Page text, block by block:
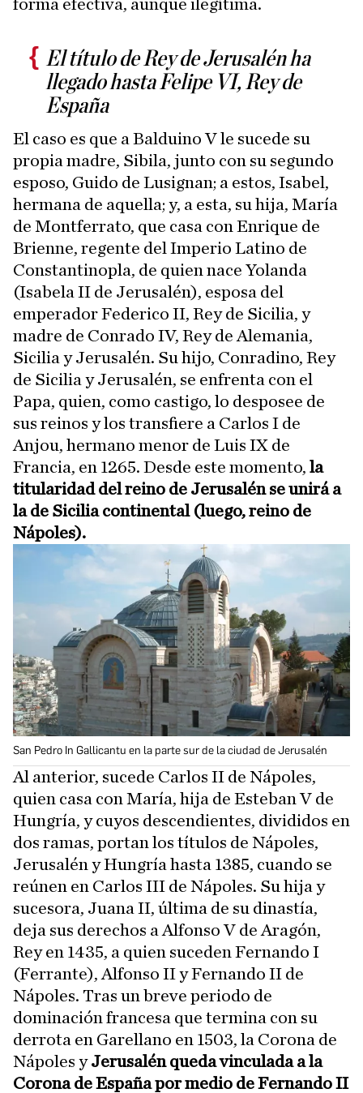
forma efectiva, aunque ilegítima.
El título de Rey de Jerusalén ha
llegado hasta Felipe VI, Rey de
España
El caso es que a Balduino V le sucede su
propia madre, Sibila, junto con su segundo
esposo, Guido de Lusignan; a estos, Isabel,
hermana de aquella; y, a esta, su hija, María
de Montferrato, que casa con Enrique de
Brienne, regente del Imperio Latino de
Constantinopla, de quien nace Yolanda
(Isabela II de Jerusalén), esposa del
emperador Federico II, Rey de Sicilia, y
madre de Conrado IV, Rey de Alemania,
Sicilia y Jerusalén. Su hijo, Conradino, Rey
de Sicilia y Jerusalén, se enfrenta con el
Papa, quien, como castigo, lo desposee de
sus reinos y los transfiere a Carlos I de
Anjou, hermano menor de Luis IX de
Francia, en 1265. Desde este momento, la
titularidad del reino de Jerusalén se unirá a
la de Sicilia continental (luego, reino de
Nápoles).
San Pedro In Gallicantu en la parte sur de la ciudad de Jerusalén
Al anterior, sucede Carlos II de Nápoles,
quien casa con María, hija de Esteban V de
Hungría, y cuyos descendientes, divididos en
dos ramas, portan los títulos de Nápoles,
Jerusalén y Hungría hasta 1385, cuando se
reúnen en Carlos III de Nápoles. Su hija y
sucesora, Juana II, última de su dinastía,
deja sus derechos a Alfonso V de Aragón,
Rey en 1435, a quien suceden Fernando I
(Ferrante), Alfonso II y Fernando II de
Nápoles. Tras un breve periodo de
dominación francesa que termina con su
derrota en Garellano en 1503, la Corona de
Nápoles yJerusalén queda vinculada a la
Corona de España por medio de Fernando II